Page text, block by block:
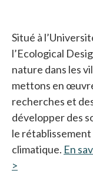
Situé à
l’Ecological
nature dans les
mettons en
recherches et
développer des
le
climatique. En
>